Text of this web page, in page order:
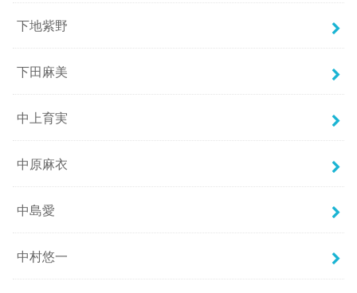
下地紫野
下田麻美
中上育実
中原麻衣
中島愛
中村悠一